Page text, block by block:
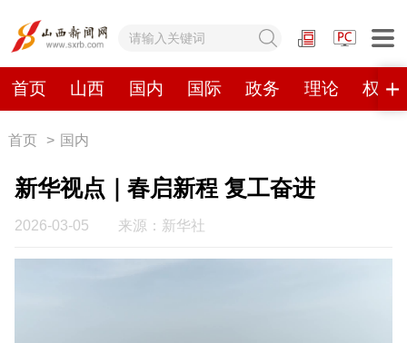
首页 山西 国内 国际 政务 理论 权威
网站地图
首页
政务 理论 权威发布
首页 > 国内
新华视点｜春启新程 复工奋进
2026-03-05 来源：新华社